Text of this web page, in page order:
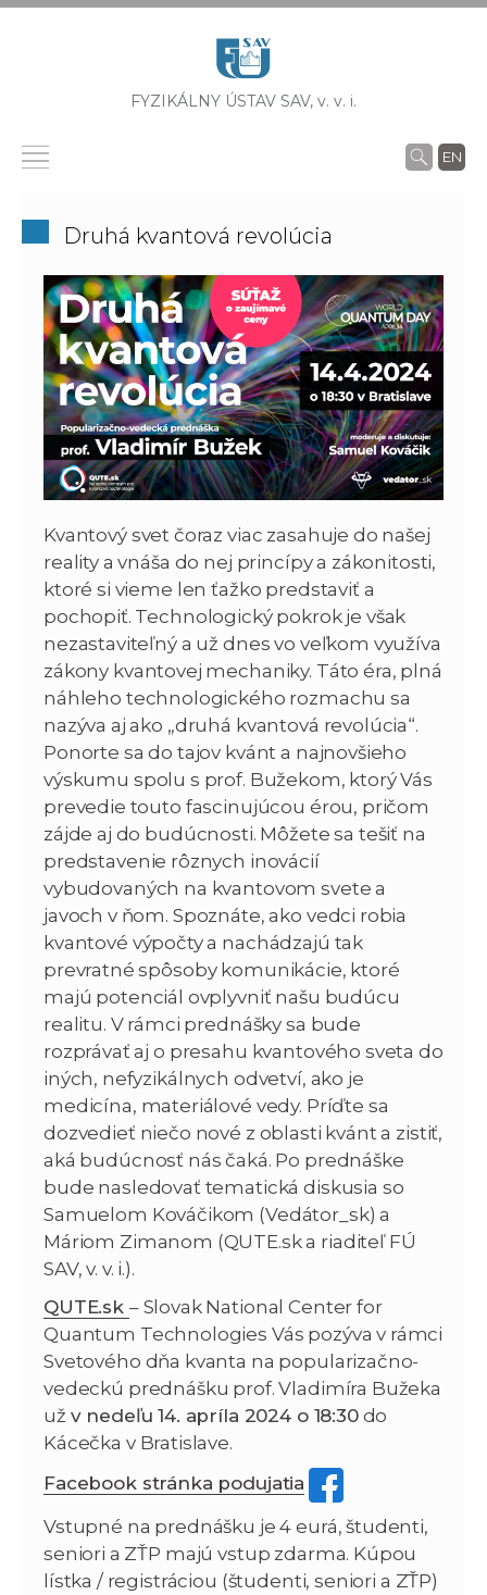
FYZIKÁLNY ÚSTAV SAV, v. v. i.
EN
Druhá kvantová revolúcia
Kvantový svet čoraz viac zasahuje do našej
reality a vnáša do nej princípy a zákonitosti,
ktoré si vieme len ťažko predstaviť a
pochopiť. Technologický pokrok je však
nezastaviteľný a už dnes vo veľkom využíva
zákony kvantovej mechaniky. Táto éra, plná
náhleho technologického rozmachu sa
nazýva aj ako „druhá kvantová revolúcia“.
Ponorte sa do tajov kvánt a najnovšieho
výskumu spolu s prof. Bužekom, ktorý Vás
prevedie touto fascinujúcou érou, pričom
zájde aj do budúcnosti. Môžete sa tešiť na
predstavenie rôznych inovácií
vybudovaných na kvantovom svete a
javoch v ňom. Spoznáte, ako vedci robia
kvantové výpočty a nachádzajú tak
prevratné spôsoby komunikácie, ktoré
majú potenciál ovplyvniť našu budúcu
realitu. V rámci prednášky sa bude
rozprávať aj o presahu kvantového sveta do
iných, nefyzikálnych odvetví, ako je
medicína, materiálové vedy. Príďte sa
dozvedieť niečo nové z oblasti kvánt a zistiť,
aká budúcnosť nás čaká. Po prednáške
bude nasledovať tematická diskusia so
Samuelom Kováčikom (Vedátor_sk) a
Máriom Zimanom (QUTE.sk a riaditeľ FÚ
SAV, v. v. i.).
QUTE.sk – Slovak National Center for
Quantum Technologies Vás pozýva v rámci
Svetového dňa kvanta na popularizačno-
vedeckú prednášku prof. Vladimíra Bužeka
už v nedeľu 14. apríla 2024 o 18:30do
Kácečka v Bratislave.
Facebook stránka podujatia
Vstupné na prednášku je 4 eurá, študenti,
seniori a ZŤP majú vstup zdarma. Kúpou
lístka / registráciou (študenti, seniori a ZŤP)